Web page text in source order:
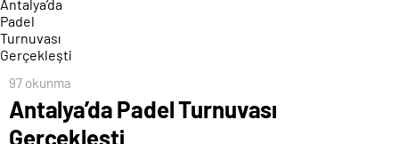
97 okunma
Antalya’da Padel Turnuvası
Gerçekleşti